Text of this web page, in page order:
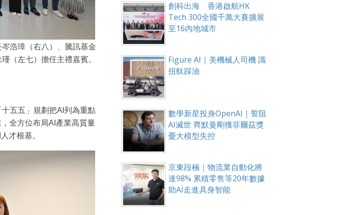
浩璋（右八）、騰訊基金
（左七）擔任主禮嘉賓。
五五」規劃把AI列為重點
全方位布局AI產業高質量
才根基。
創科出海 香港啟航HK
Tech 300全國千萬大賽擴展
至16內地城市
Figure AI｜美機械人司機 識
扭軚踩油
數學新星投身OpenAI｜誓阻
AI滅世 齊默曼剛獲菲爾茲獎
憂大模型失控
京東段楠｜物流業自動化將
達98% 累積零售等20年數據
助AI走進具身智能